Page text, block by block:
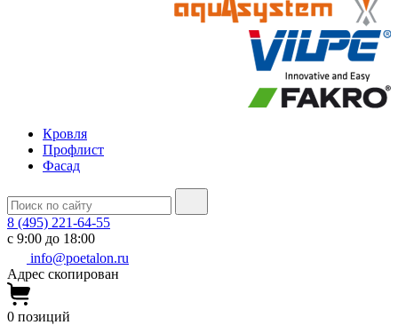
Кровля
Профлист
Фасад
8 (495) 221-64-55
с 9:00 до 18:00
info@poetalon.ru
Адрес скопирован
0 позиций